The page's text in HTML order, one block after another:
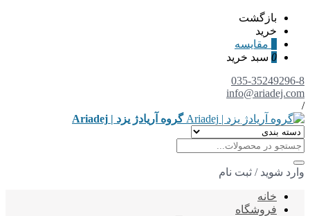
بازگشت
خرید
مقایسه
0 سبد خرید
035-35249296-8
info@ariadej.com
/
گروه آریادژ یزد | Ariadej
وارد شوید / ثبت نام
خانه
فروشگاه